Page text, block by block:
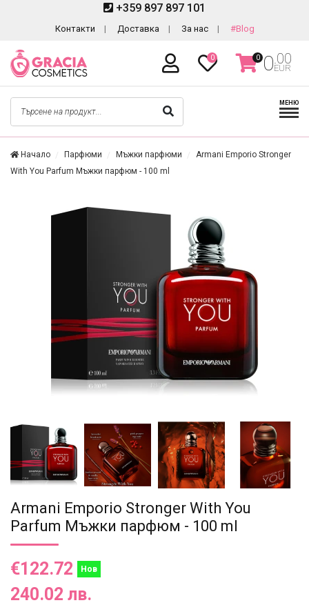
+359 897 897 101
Контакти Доставка За нас #Blog
0 0 0.00
EUR
МЕНЮ
Начало Парфюми Мъжки парфюми
Armani Emporio Stronger
With You Parfum Мъжки парфюм - 100 ml
Armani Emporio Stronger With You
Parfum Мъжки парфюм - 100 ml
€122.72 Нов
240.02 лв.